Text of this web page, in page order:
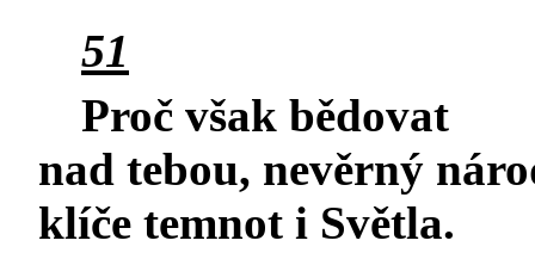
51
Proč však bědovat
nad tebou, nevěrný
klíče temnot i Světla.